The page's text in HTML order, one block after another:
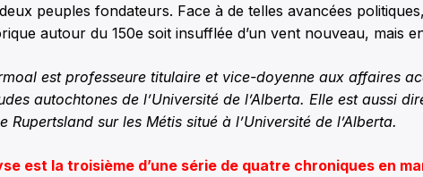
peuples fondateurs. Face à de telles avancées
autour du 150e soit insufflée d’un vent nouveau, mais
est professeure titulaire et vice-doyenne aux affaires
autochtones de l’Université de l’Alberta. Elle est aussi
Rupertsland sur les Métis situé à l’Université de l’Alberta.
est la troisième d’une série de quatre chroniques en